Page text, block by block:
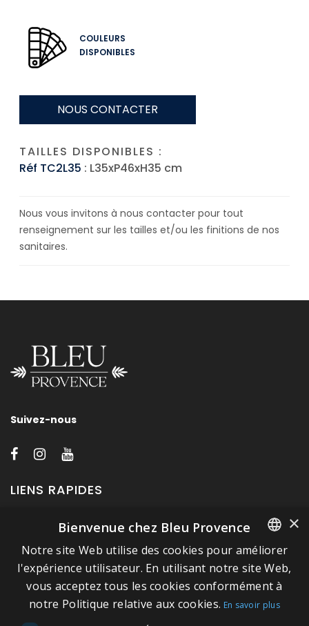
COULEURS
DISPONIBLES
NOUS CONTACTER
TAILLES DISPONIBLES :
Réf TC2L35 : L35xP46xH35 cm
Nous vous invitons à nous contacter pour tout
renseignement sur les tailles et/ou les finitions de nos
sanitaires.
Suivez-nous
LIENS RAPIDES
A propos de Bleu Provence
Mentions légales
Conditions de vente
Nous contacter
FRENCH
ITALIAN
GERMAN
×
Bienvenue chez Bleu Provence
Notre site Web utilise des cookies pour améliorer
l'expérience utilisateur. En utilisant notre site Web,
vous acceptez tous les cookies conformément à
notre Politique relative aux cookies. En savoir plus